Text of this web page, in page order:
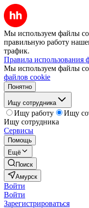
Мы используем файлы
правильную работу
трафик.
Правила использования
Мы используем файлы
файлов cookie
Понятно
Ищу сотрудника
Ищу работу
Ищу
Ищу сотрудника
Сервисы
Помощь
Ещё
Поиск
Амурск
Войти
Войти
Зарегистрироваться